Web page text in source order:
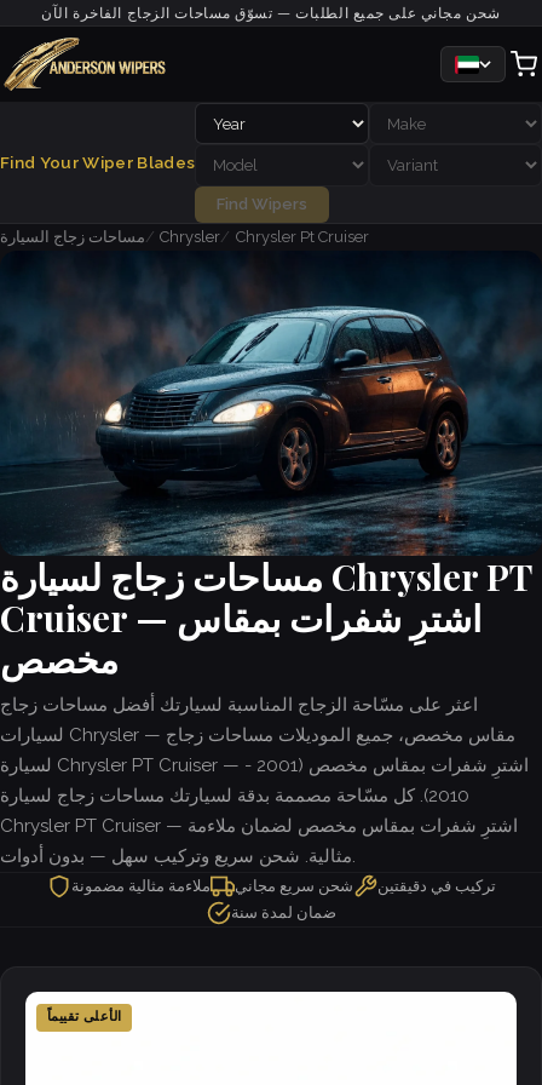
شحن مجاني على جميع الطلبات — تسوّق مساحات الزجاج الفاخرة الآن
Find Your Wiper Blades
Find Wipers
مساحات زجاج السيارة
Chrysler Chrysler Pt Cruiser
مساحات زجاج لسيارة Chrysler PT
Cruiser — اشترِ شفرات بمقاس
مخصص
اعثر على مسّاحة الزجاج المناسبة لسيارتك أفضل مساحات زجاج
لسيارات Chrysler — مقاس مخصص، جميع الموديلات مساحات زجاج
لسيارة Chrysler PT Cruiser — اشترِ شفرات بمقاس مخصص (2001 -
2010). كل مسّاحة مصممة بدقة لسيارتك مساحات زجاج لسيارة
Chrysler PT Cruiser — اشترِ شفرات بمقاس مخصص لضمان ملاءمة
مثالية. شحن سريع وتركيب سهل — بدون أدوات.
ملاءمة مثالية مضمونة شحن سريع مجاني
تركيب في دقيقتين
ضمان لمدة سنة
الأعلى تقييماً